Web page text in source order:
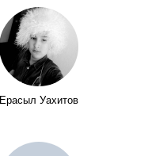
Ерасыл Уахитов